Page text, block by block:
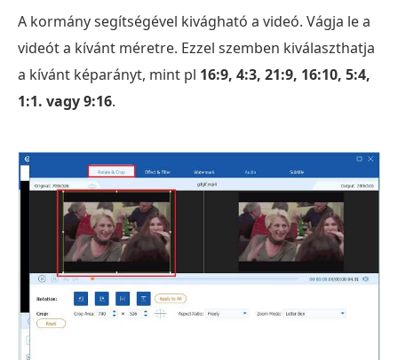
A kormány segítségével kivágható a videó. Vágja le a
videót a kívánt méretre. Ezzel szemben kiválaszthatja
a kívánt képarányt, mint pl 16:9, 4:3, 21:9, 16:10, 5:4,
1:1. vagy 9:16.